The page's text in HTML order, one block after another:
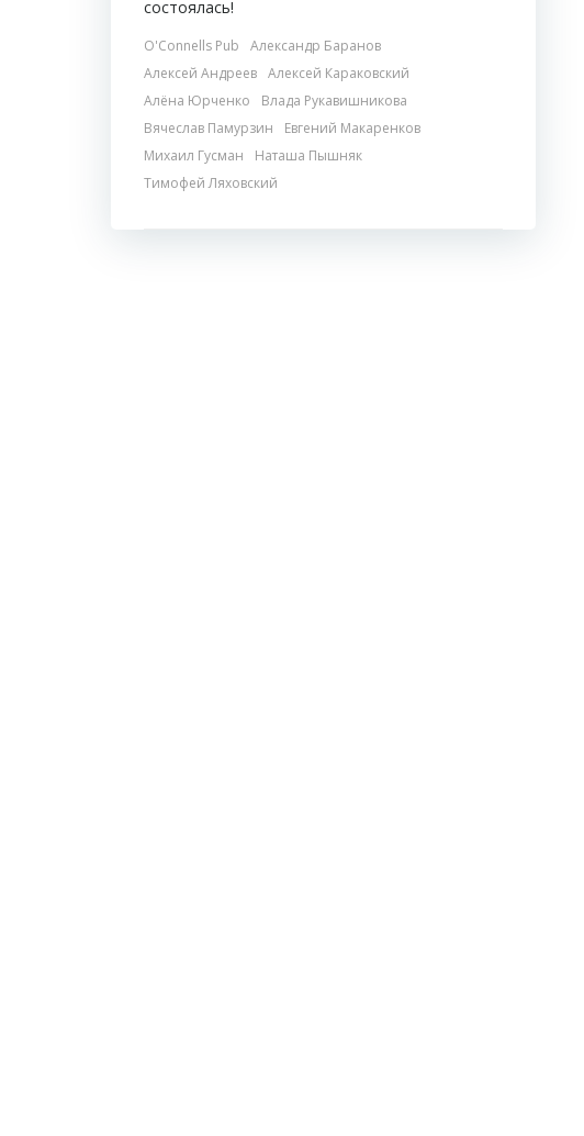
состоялась!
O'Connells Pub
Александр Баранов
Алексей Андреев Алексей Караковский
Алёна Юрченко
Влада Рукавишникова
Вячеслав Памурзин
Евгений Макаренков
Михаил Гусман
Наташа Пышняк
Тимофей Ляховский